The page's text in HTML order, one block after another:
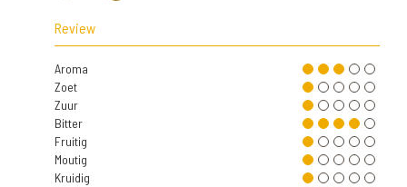
Review
Aroma
Zoet
Zuur
Bitter
Fruitig
Moutig
Kruidig